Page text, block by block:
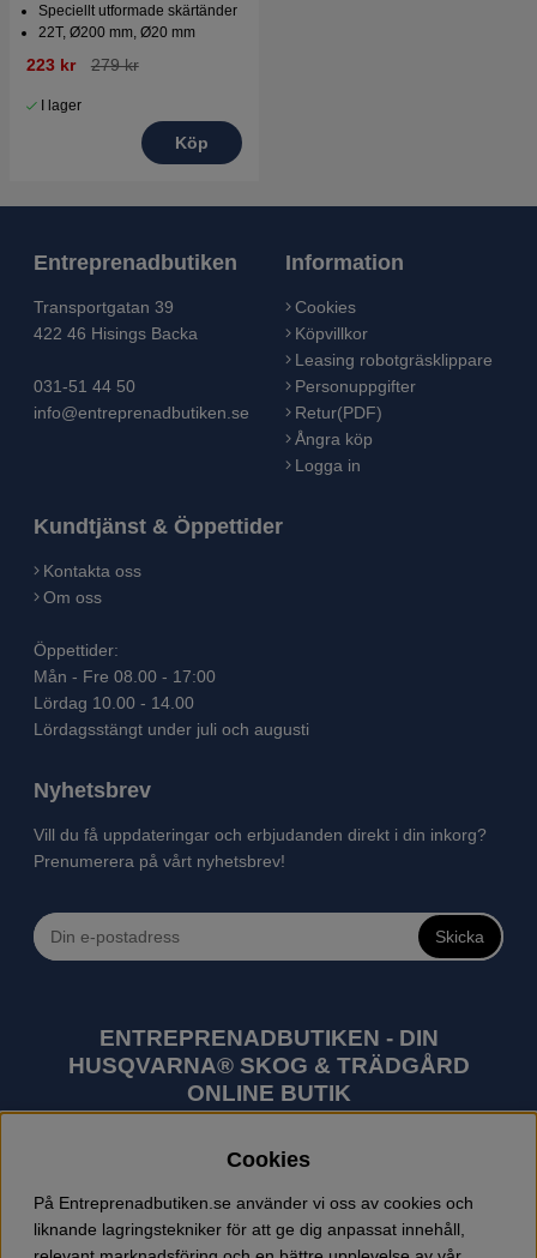
Speciellt utformade skärtänder
22T, Ø200 mm, Ø20 mm
223 kr 279 kr
I lager
Köp
Entreprenadbutiken
Transportgatan 39
422 46 Hisings Backa
031-51 44 50
info@entreprenadbutiken.se
Information
Cookies
Köpvillkor
Leasing robotgräsklippare
Personuppgifter
Retur(PDF)
Ångra köp
Logga in
Kundtjänst & Öppettider
Kontakta oss
Om oss
Öppettider:
Mån - Fre 08.00 - 17:00
Lördag 10.00 - 14.00
Lördagsstängt under juli och augusti
Nyhetsbrev
Vill du få uppdateringar och erbjudanden direkt i din inkorg?
Prenumerera på vårt nyhetsbrev!
Skicka
ENTREPRENADBUTIKEN - DIN
HUSQVARNA® SKOG & TRÄDGÅRD
ONLINE BUTIK
utomhusprodukter som skogsmaskiner och
trädgårdsmaskiner. I sortimentet finns bl.a. robotgräsklippare,
motorsågar, röjsågar, trimmers, riders, åkgräsklippare,
trädgårdstraktorer, gräsklippare, häcksaxar, lövblåsar,
Cookies
På Entreprenadbutiken.se använder vi oss av cookies och
liknande lagringstekniker för att ge dig anpassat innehåll,